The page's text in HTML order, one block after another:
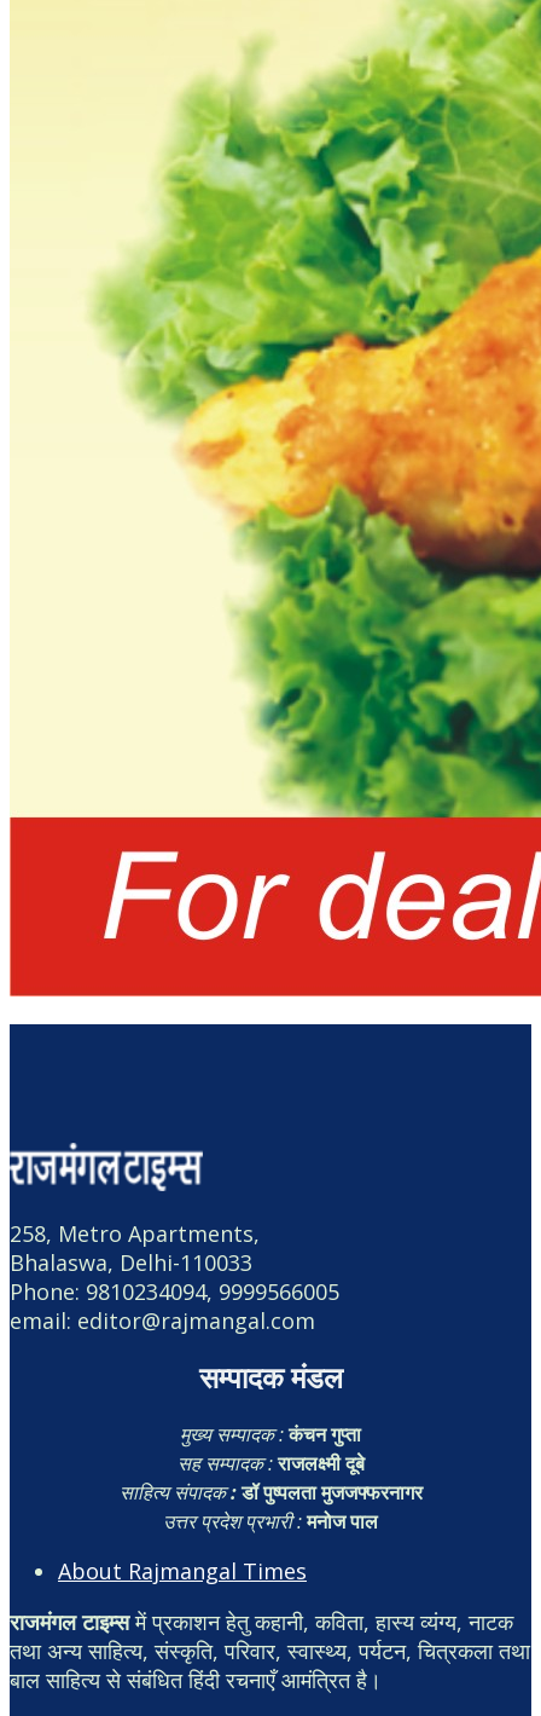
258, Metro Apartments,
Bhalaswa, Delhi-110033
Phone: 9810234094, 9999566005
email: editor@rajmangal.com
सम्पादक मंडल
मुख्य सम्पादक :कंचन गुप्ता
सह सम्पादक :राजलक्ष्मी दूबे
साहित्य संपादक:डॉ पुष्पलता मुजजफ्फरनागर
उत्तर प्रदेश प्रभारी :मनोज पाल
About Rajmangal Times
राजमंगल टाइम्समें प्रकाशन हेतु कहानी, कविता, हास्य व्यंग्य, नाटक
तथा अन्य साहित्य, संस्कृति, परिवार, स्वास्थ्य, पर्यटन, चित्रकला तथा
बाल साहित्य से संबंधित हिंदी रचनाएँ आमंत्रित है।